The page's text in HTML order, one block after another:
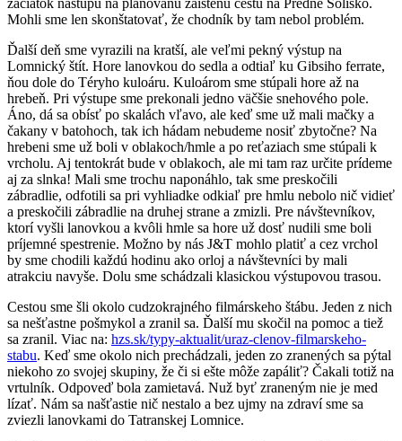
Mohli sme len skonštatovať, že chodník by tam nebol problém.
Ďalší deň sme vyrazili na kratší, ale veľmi pekný výstup na
Lomnický štít. Hore lanovkou do sedla a odtiaľ ku Gibsiho ferrate,
ňou dole do Téryho kuloáru. Kuloárom sme stúpali hore až na
hrebeň. Pri výstupe sme prekonali jedno väčšie snehového pole.
Áno, dá sa obísť po skalách vľavo, ale keď sme už mali mačky a
čakany v batohoch, tak ich hádam nebudeme nosiť zbytočne? Na
hrebeni sme už boli v oblakoch/hmle a po reťaziach sme stúpali k
vrcholu. Aj tentokrát bude v oblakoch, ale mi tam raz určite prídeme
aj za slnka! Mali sme trochu naponáhlo, tak sme preskočili
zábradlie, odfotili sa pri vyhliadke odkiaľ pre hmlu nebolo nič vidieť
a preskočili zábradlie na druhej strane a zmizli. Pre návštevníkov,
ktorí vyšli lanovkou a kvôli hmle sa hore už dosť nudili sme boli
príjemné spestrenie. Možno by nás J&T mohlo platiť a cez vrchol
by sme chodili každú hodinu ako orloj a návštevníci by mali
atrakciu navyše. Dolu sme schádzali klasickou výstupovou trasou.
Cestou sme šli okolo cudzokrajného filmárskeho štábu. Jeden z nich
sa nešťastne pošmykol a zranil sa. Ďalší mu skočil na pomoc a tiež
sa zranil. Viac na: hzs.sk/typy-aktualit/uraz-clenov-filmarskeho-
stabu. Keď sme okolo nich prechádzali, jeden zo zranených sa pýtal
niekoho zo svojej skupiny, že či si ešte môže zapáliť? Čakali totiž na
vrtulník. Odpoveď bola zamietavá. Nuž byť zraneným nie je med
lízať. Nám sa našťastie nič nestalo a bez ujmy na zdraví sme sa
zviezli lanovkami do Tatranskej Lomnice.